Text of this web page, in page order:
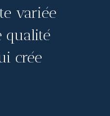
variée
qualité
crée